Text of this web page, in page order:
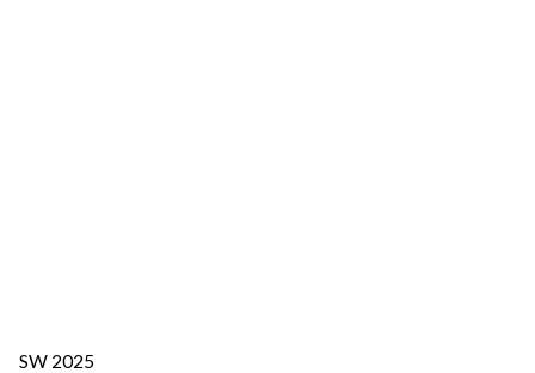
SW 2025